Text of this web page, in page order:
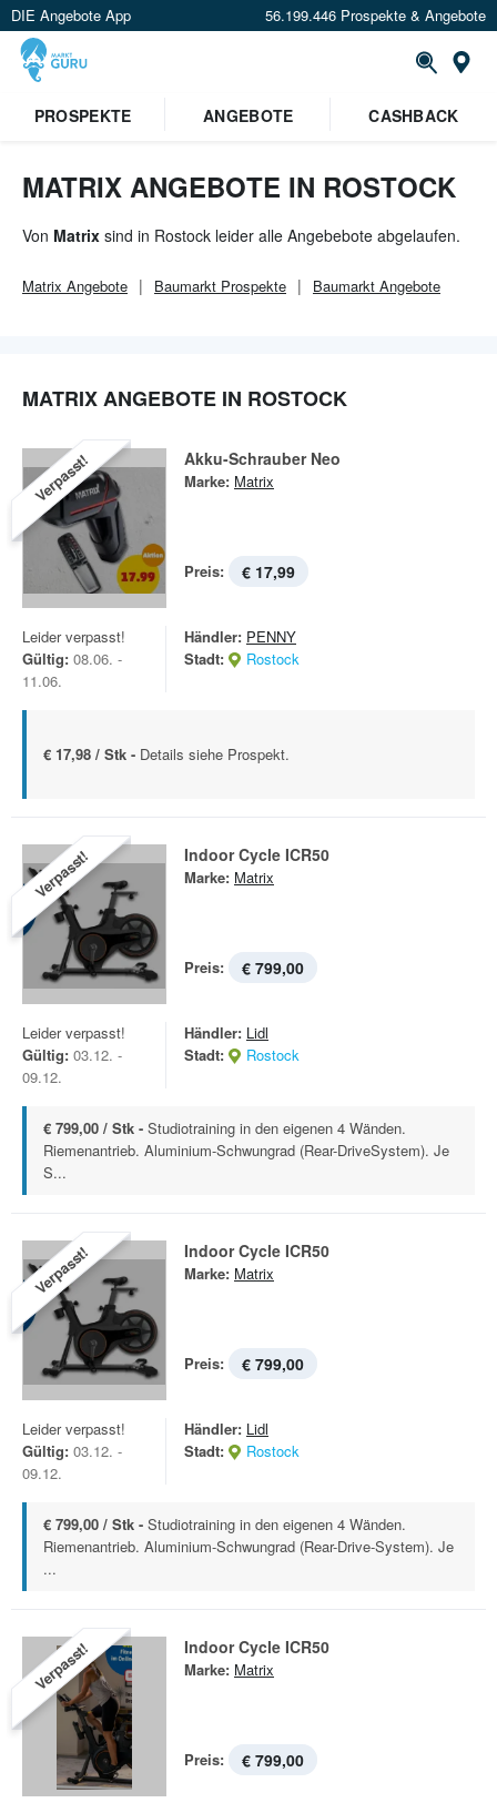
DIE Angebote App 56.199.446 Prospekte & Angebote
PROSPEKTE ANGEBOTE CASHBACK
MATRIX ANGEBOTE IN ROSTOCK
Von Matrix sind in Rostock leider alle Angebebote abgelaufen.
Matrix Angebote Baumarkt Prospekte Baumarkt Angebote
MATRIX ANGEBOTE IN ROSTOCK
Verpasst! Akku-Schrauber Neo
Marke: Matrix
Preis: € 17,99
Leider verpasst!
Gültig: 08.06. -
11.06.
Händler: PENNY
Stadt:
Rostock
€ 17,98 / Stk - Details siehe Prospekt.
Verpasst! Indoor Cycle ICR50
Marke: Matrix
Preis: € 799,00
Leider verpasst!
Gültig: 03.12. -
09.12.
Händler: Lidl
Stadt:
Rostock
€ 799,00 / Stk - Studiotraining in den eigenen 4 Wänden.
Riemenantrieb. Aluminium-Schwungrad (Rear-DriveSystem). Je
S...
Verpasst! Indoor Cycle ICR50
Marke: Matrix
Preis: € 799,00
Leider verpasst!
Gültig: 03.12. -
09.12.
Händler: Lidl
Stadt:
Rostock
€ 799,00 / Stk - Studiotraining in den eigenen 4 Wänden.
Riemenantrieb. Aluminium-Schwungrad (Rear-Drive-System). Je
...
Verpasst! Indoor Cycle ICR50
Marke: Matrix
Preis: € 799,00